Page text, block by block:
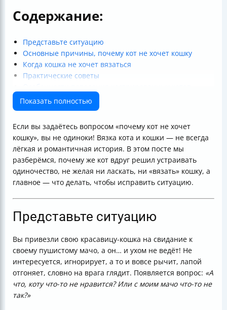
Содержание:
Представьте ситуацию
Основные причины, почему кот не хочет кошку
Когда кошка не хочет вязаться
Практические советы
Смешной момент и жизненный пример
Таблица проблем и решений
Полезные ссылки
Показать полностью
Если вы задаётесь вопросом «почему кот не хочет
кошку», вы не одиноки! Вязка кота и кошки — не всегда
лёгкая и романтичная история. В этом посте мы
разберёмся, почему же кот вдруг решил устраивать
одиночество, не желая ни ласкать, ни «вязать» кошку, а
главное — что делать, чтобы исправить ситуацию.
Представьте ситуацию
Вы привезли свою красавицу-кошка на свидание к
своему пушистому мачо, а он… и ухом не ведёт! Не
интересуется, игнорирует, а то и вовсе рычит, лапой
отгоняет, словно на врага глядит. Появляется вопрос: «А
что, коту что-то не нравится? Или с моим мачо что-то не
так?»